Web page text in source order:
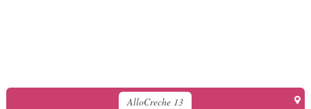
AlloCreche 13